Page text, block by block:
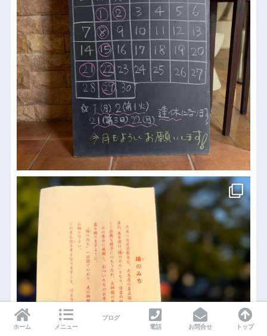
ホーム メニュー
ブログ
電話
お問合せ トップ